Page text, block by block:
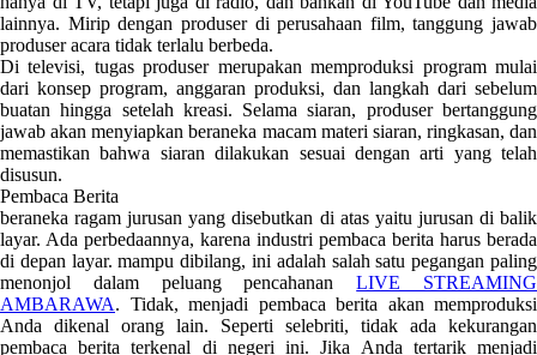
lainnya. Mirip dengan produser di perusahaan film, tanggung jawab
produser acara tidak terlalu berbeda.
Di televisi, tugas produser merupakan memproduksi program mulai
dari konsep program, anggaran produksi, dan langkah dari sebelum
buatan hingga setelah kreasi. Selama siaran, produser bertanggung
jawab akan menyiapkan beraneka macam materi siaran, ringkasan, dan
memastikan bahwa siaran dilakukan sesuai dengan arti yang telah
disusun.
Pembaca Berita
beraneka ragam jurusan yang disebutkan di atas yaitu jurusan di balik
layar. Ada perbedaannya, karena industri pembaca berita harus berada
di depan layar. mampu dibilang, ini adalah salah satu pegangan paling
menonjol dalam peluang pencahananLIVE STREAMING
AMBARAWA. Tidak, menjadi pembaca berita akan memproduksi
Anda dikenal orang lain. Seperti selebriti, tidak ada kekurangan
pembaca berita terkenal di negeri ini. Jika Anda tertarik menjadi